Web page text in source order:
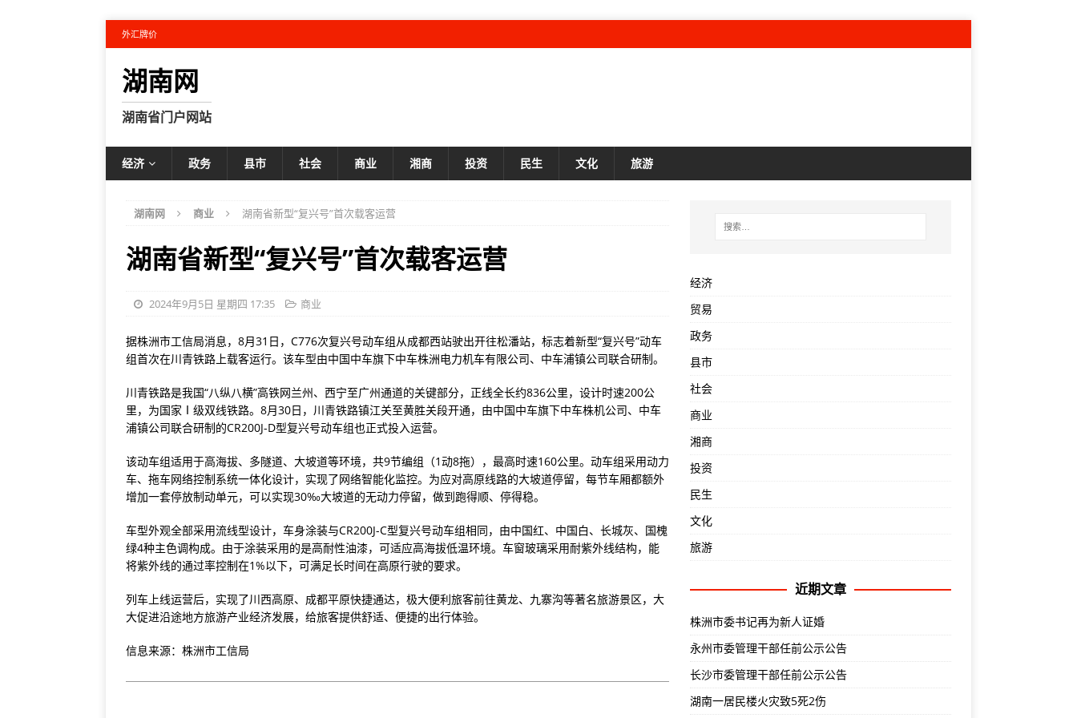
外汇牌价
湖南网
湖南省门户网站
经济 政务 县市 社会 商业 湘商 投资 民生 文化 旅游
湖南网 商业 湖南省新型“复兴号”首次载客运营
湖南省新型“复兴号”首次载客运营
2024年9月5日 星期四 17:35 商业
据株洲市工信局消息，8月31日，C776次复兴号动车组从成都西站驶出开往松潘站，标志着新型“复兴号”动车
组首次在川青铁路上载客运行。该车型由中国中车旗下中车株洲电力机车有限公司、中车浦镇公司联合研制。
川青铁路是我国“八纵八横”高铁网兰州、西宁至广州通道的关键部分，正线全长约836公里，设计时速200公
里，为国家Ⅰ级双线铁路。8月30日，川青铁路镇江关至黄胜关段开通，由中国中车旗下中车株机公司、中车
浦镇公司联合研制的CR200J-D型复兴号动车组也正式投入运营。
该动车组适用于高海拔、多隧道、大坡道等环境，共9节编组（1动8拖），最高时速160公里。动车组采用动力
车、拖车网络控制系统一体化设计，实现了网络智能化监控。为应对高原线路的大坡道停留，每节车厢都额外
增加一套停放制动单元，可以实现30‰大坡道的无动力停留，做到跑得顺、停得稳。
车型外观全部采用流线型设计，车身涂装与CR200J-C型复兴号动车组相同，由中国红、中国白、长城灰、国槐
绿4种主色调构成。由于涂装采用的是高耐性油漆，可适应高海拔低温环境。车窗玻璃采用耐紫外线结构，能
将紫外线的通过率控制在1%以下，可满足长时间在高原行驶的要求。
列车上线运营后，实现了川西高原、成都平原快捷通达，极大便利旅客前往黄龙、九寨沟等著名旅游景区，大
大促进沿途地方旅游产业经济发展，给旅客提供舒适、便捷的出行体验。
信息来源：株洲市工信局
经济
贸易
政务
县市
社会
商业
湘商
投资
民生
文化
旅游
近期文章
株洲市委书记再为新人证婚
永州市委管理干部任前公示公告
长沙市委管理干部任前公示公告
湖南一居民楼火灾致5死2伤